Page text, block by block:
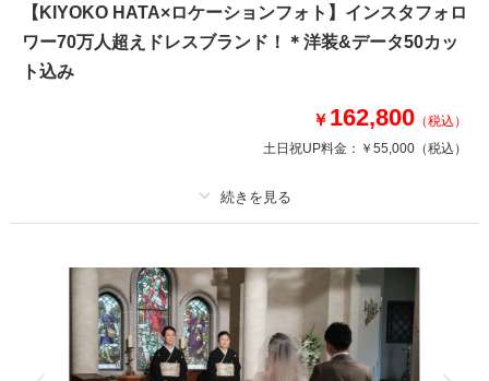
ラン！キヨコハタのドレスで本格チャペルフォトを。
【選べるチャペル】ホテルモントレ仙台・パレスへいあん・ゆりが丘マリア
ージュアンヴィラ・江陽グランドホテルほか。詳しくはお問合せください
撮影日の空き
を確認する
【KIYOKO HATA×ロケーションフォト】インスタフォロ
ワー70万人超えドレスブランド！＊洋装&データ50カッ
ト込み
￥ 162,800 （税込）
土日祝UP料金： ￥55,000 （税込）
新婦衣装1着
着付け ヘアメイク 小物一式
アルバム データ 50 カット 台紙付写真
衣装追加 会食 挙式